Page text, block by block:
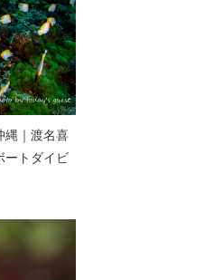
縄｜渡名喜
ートダイビ